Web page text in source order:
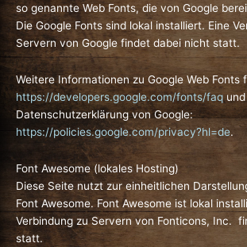
so genannte Web Fonts, die von Google
Die Google Fonts sind lokal installiert. Eine
Servern von Google findet dabei nicht statt.
Weitere Informationen zu Google Web Fonts
https://developers.google.com/fonts/faqund
Datenschutzerklärung von Google:
https://policies.google.com/privacy?hl=de.
Font Awesome (lokales Hosting)
Diese Seite nutzt zur einheitlichen
Font Awesome. Font Awesome ist lokal
Verbindung zu Servern von Fonticons, Inc.
statt.